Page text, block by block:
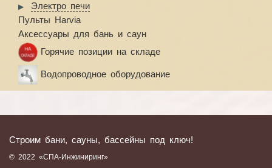
Электро печи
Пульты Harvia
Аксессуары для бань и саун
Горячие позиции на складе
Водопроводное оборудование
Строим бани, сауны, бассейны под ключ!
© 2022 «СПА-Инжиниринг»